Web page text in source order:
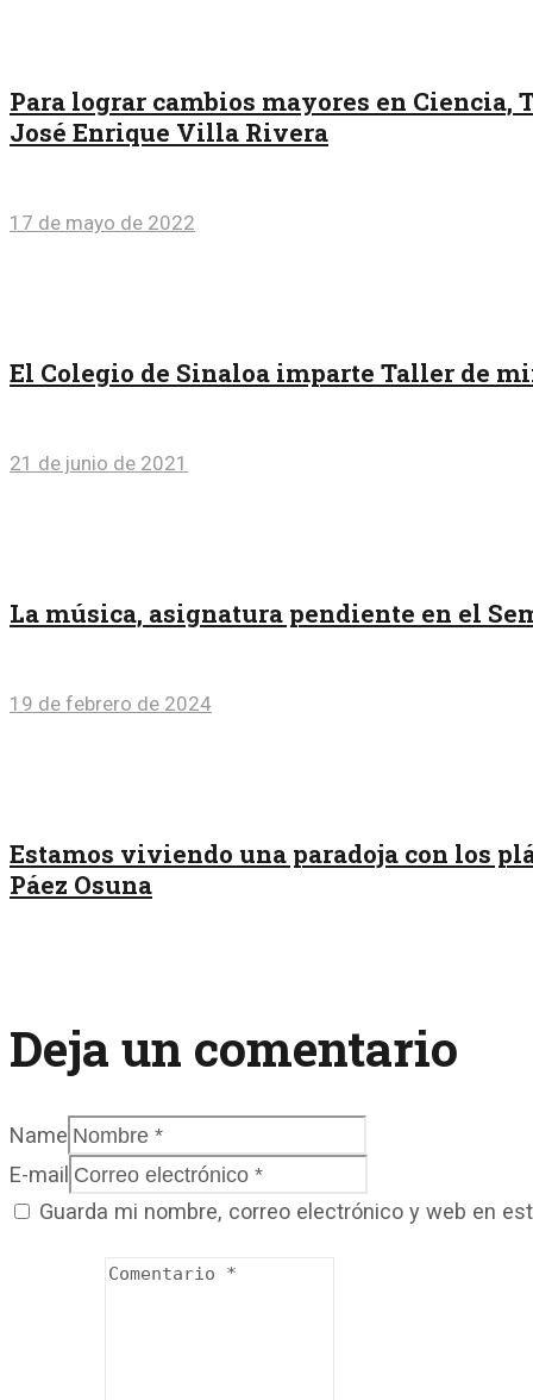
Para lograr cambios mayores en
José Enrique Villa Rivera
17 de mayo de 2022
El Colegio de Sinaloa imparte Taller de
21 de junio de 2021
La música, asignatura pendiente en el
19 de febrero de 2024
Estamos viviendo una paradoja con los
Páez Osuna
Deja un comentario
Name
E-mail
Guarda mi nombre, correo electrónico y web en